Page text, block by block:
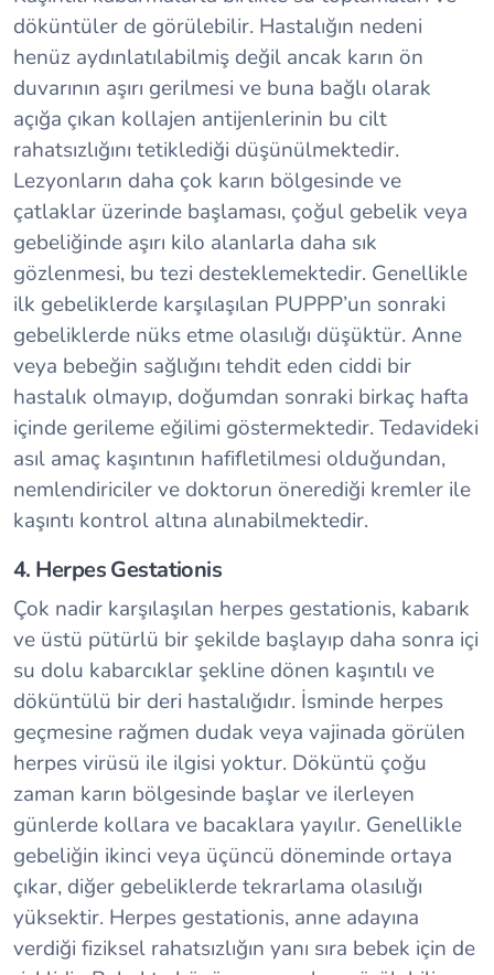
döküntüler de görülebilir. Hastalığın nedeni
henüz aydınlatılabilmiş değil ancak karın ön
duvarının aşırı gerilmesi ve buna bağlı olarak
açığa çıkan kollajen antijenlerinin bu cilt
rahatsızlığını tetiklediği düşünülmektedir.
Lezyonların daha çok karın bölgesinde ve
çatlaklar üzerinde başlaması, çoğul gebelik veya
gebeliğinde aşırı kilo alanlarla daha sık
gözlenmesi, bu tezi desteklemektedir. Genellikle
ilk gebeliklerde karşılaşılan PUPPP’un sonraki
gebeliklerde nüks etme olasılığı düşüktür. Anne
veya bebeğin sağlığını tehdit eden ciddi bir
hastalık olmayıp, doğumdan sonraki birkaç hafta
içinde gerileme eğilimi göstermektedir. Tedavideki
asıl amaç kaşıntının hafifletilmesi olduğundan,
nemlendiriciler ve doktorun önerediği kremler ile
kaşıntı kontrol altına alınabilmektedir.
4. Herpes Gestationis
Çok nadir karşılaşılan herpes gestationis, kabarık
ve üstü pütürlü bir şekilde başlayıp daha sonra içi
su dolu kabarcıklar şekline dönen kaşıntılı ve
döküntülü bir deri hastalığıdır. İsminde herpes
geçmesine rağmen dudak veya vajinada görülen
herpes virüsü ile ilgisi yoktur. Döküntü çoğu
zaman karın bölgesinde başlar ve ilerleyen
günlerde kollara ve bacaklara yayılır. Genellikle
gebeliğin ikinci veya üçüncü döneminde ortaya
çıkar, diğer gebeliklerde tekrarlama olasılığı
yüksektir. Herpes gestationis, anne adayına
verdiği fiziksel rahatsızlığın yanı sıra bebek için de